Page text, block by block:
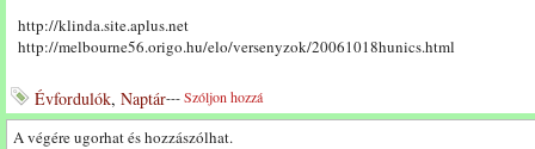
http://klinda.site.aplus.net
http://melbourne56.origo.hu/elo/versenyzok/20061018hunics.html
Évfordulók, Naptár---Szóljon hozzá
A végére ugorhat és hozzászólhat.